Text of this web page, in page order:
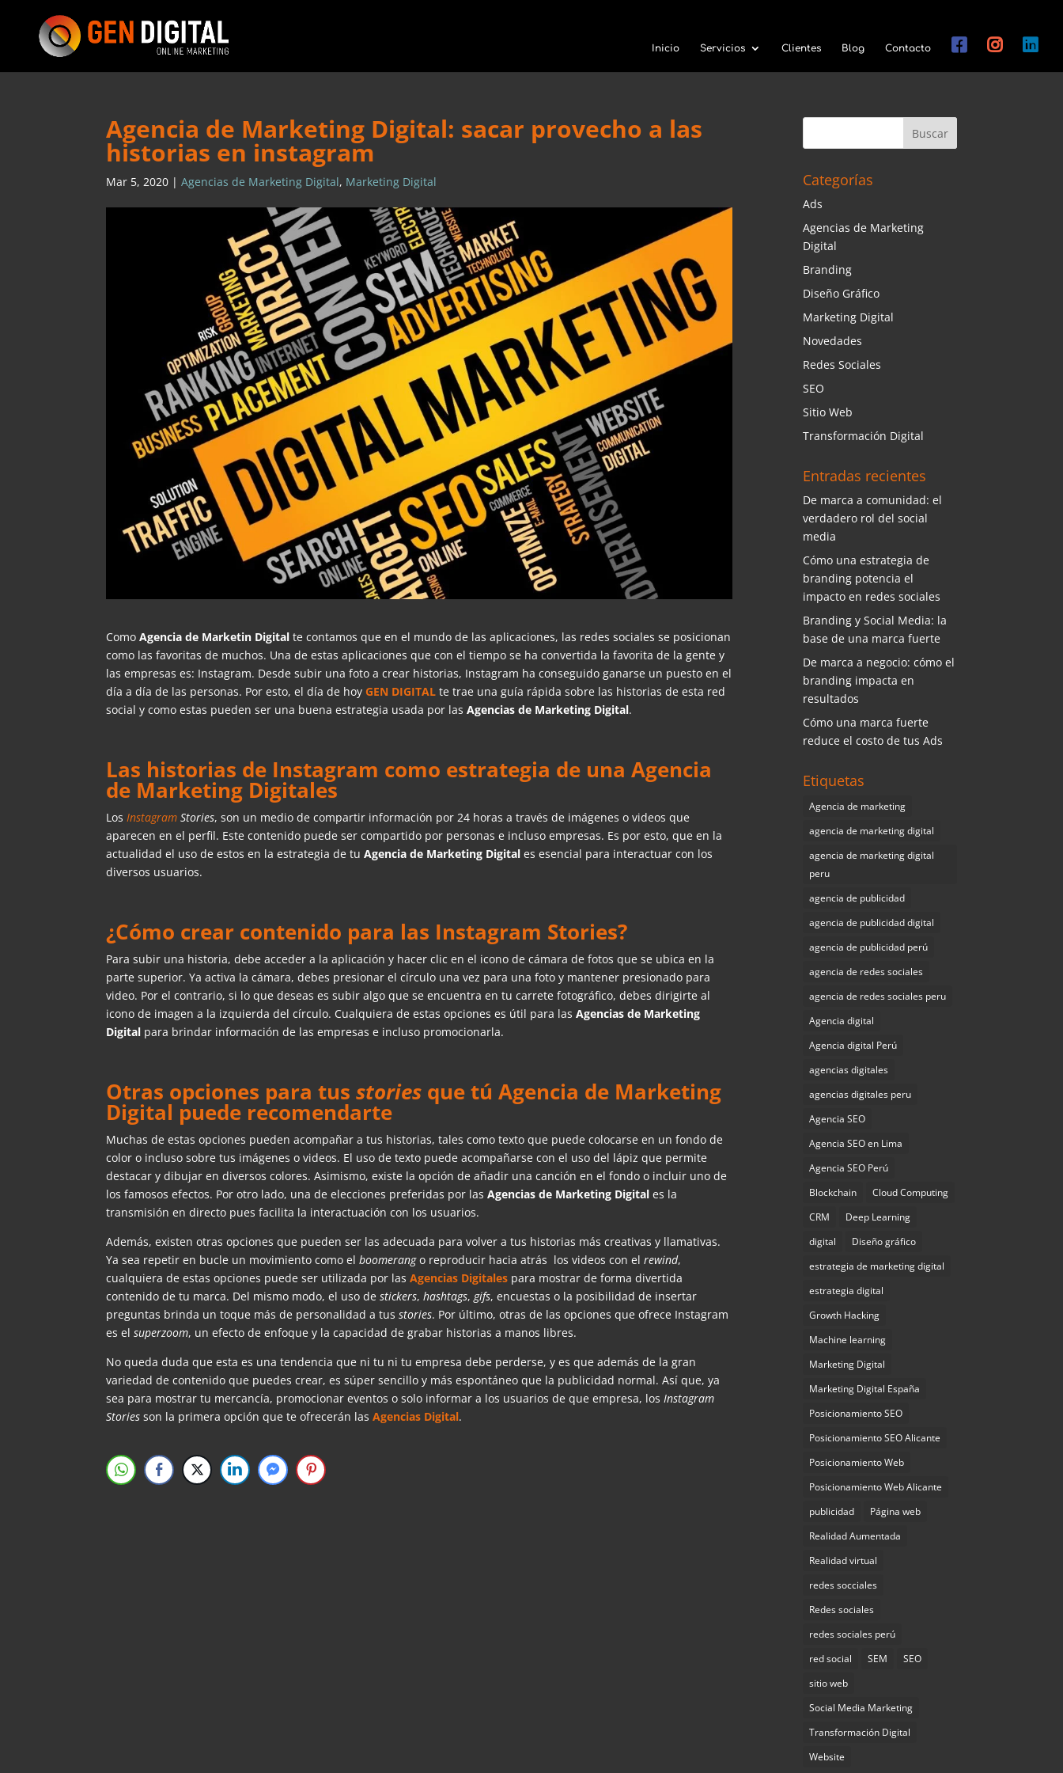
Inicio Servicios Clientes Blog Contacto
Agencia de Marketing Digital: sacar provecho a las
historias en instagram
Mar 5, 2020 |Agencias de Marketing Digital, Marketing Digital
ComoAgencia de Marketin Digital te contamos que en el mundo de las aplicaciones, las redes sociales se posicionan
como las favoritas de muchos. Una de estas aplicaciones que con el tiempo se ha convertida la favorita de la gente y
las empresas es: Instagram. Desde subir una foto a crear historias, Instagram ha conseguido ganarse un puesto en el
día a día de las personas. Por esto, el día de hoyGEN DIGITALte trae una guía rápida sobre las historias de esta red
social y como estas pueden ser una buena estrategia usada por lasAgencias de Marketing Digital.
Las historias de Instagram como estrategia de una Agencia
de Marketing Digitales
Los Instagram Stories, son un medio de compartir información por 24 horas a través de imágenes o videos que
aparecen en el perfil. Este contenido puede ser compartido por personas e incluso empresas. Es por esto, que en la
actualidad el uso de estos en la estrategia de tuAgencia de Marketing Digital es esencial para interactuar con los
diversos usuarios.
¿Cómo crear contenido para las Instagram Stories?
Para subir una historia, debe acceder a la aplicación y hacer clic en el icono de cámara de fotos que se ubica en la
parte superior. Ya activa la cámara, debes presionar el círculo una vez para una foto y mantener presionado para
video. Por el contrario, si lo que deseas es subir algo que se encuentra en tu carrete fotográfico, debes dirigirte al
icono de imagen a la izquierda del círculo. Cualquiera de estas opciones es útil para lasAgencias de Marketing
Digital para brindar información de las empresas e incluso promocionarla.
Otras opciones para tusstories que tú Agencia de Marketing
Digital puede recomendarte
Muchas de estas opciones pueden acompañar a tus historias, tales como texto que puede colocarse en un fondo de
color o incluso sobre tus imágenes o videos. El uso de texto puede acompañarse con el uso del lápiz que permite
destacar y dibujar en diversos colores. Asimismo, existe la opción de añadir una canción en el fondo o incluir uno de
los famosos efectos. Por otro lado, una de elecciones preferidas por lasAgencias de Marketing Digital es la
transmisión en directo pues facilita la interactuación con los usuarios.
Además, existen otras opciones que pueden ser las adecuada para volver a tus historias más creativas y llamativas.
Ya sea repetir en bucle un movimiento como elboomerango reproducir hacia atrás los videos con elrewind,
cualquiera de estas opciones puede ser utilizada por lasAgencias Digitales para mostrar de forma divertida
contenido de tu marca. Del mismo modo, el uso destickers,hashtags, gifs, encuestas o la posibilidad de insertar
preguntas brinda un toque más de personalidad a tusstories. Por último, otras de las opciones que ofrece Instagram
es elsuperzoom, un efecto de enfoque y la capacidad de grabar historias a manos libres.
No queda duda que esta es una tendencia que ni tu ni tu empresa debe perderse, y es que además de la gran
variedad de contenido que puedes crear, es súper sencillo y más espontáneo que la publicidad normal. Así que, ya
sea para mostrar tu mercancía, promocionar eventos o solo informar a los usuarios de que empresa, los Instagram
Stories son la primera opción que te ofrecerán lasAgencias Digital.
Categorías
Ads
Agencias de Marketing
Digital
Branding
Diseño Gráfico
Marketing Digital
Novedades
Redes Sociales
SEO
Sitio Web
Transformación Digital
Entradas recientes
De marca a comunidad: el
verdadero rol del social
media
Cómo una estrategia de
branding potencia el
impacto en redes sociales
Branding y Social Media: la
base de una marca fuerte
De marca a negocio: cómo el
branding impacta en
resultados
Cómo una marca fuerte
reduce el costo de tus Ads
Etiquetas
Agencia de marketing
agencia de marketing digital
agencia de marketing digital
peru
agencia de publicidad
agencia de publicidad digital
agencia de publicidad perú
agencia de redes sociales
agencia de redes sociales peru
Agencia digital
Agencia digital Perú
agencias digitales
agencias digitales peru
Agencia SEO
Agencia SEO en Lima
Agencia SEO Perú
Blockchain
Cloud Computing
CRM
Deep Learning
digital
Diseño gráfico
estrategia de marketing digital
estrategia digital
Growth Hacking
Machine learning
Marketing Digital
Marketing Digital España
Posicionamiento SEO
Posicionamiento SEO Alicante
Posicionamiento Web
Posicionamiento Web Alicante
publicidad
Página web
Realidad Aumentada
Realidad virtual
redes socciales
Redes sociales
redes sociales perú
red social
SEM
SEO
sitio web
Social Media Marketing
Transformación Digital
Website